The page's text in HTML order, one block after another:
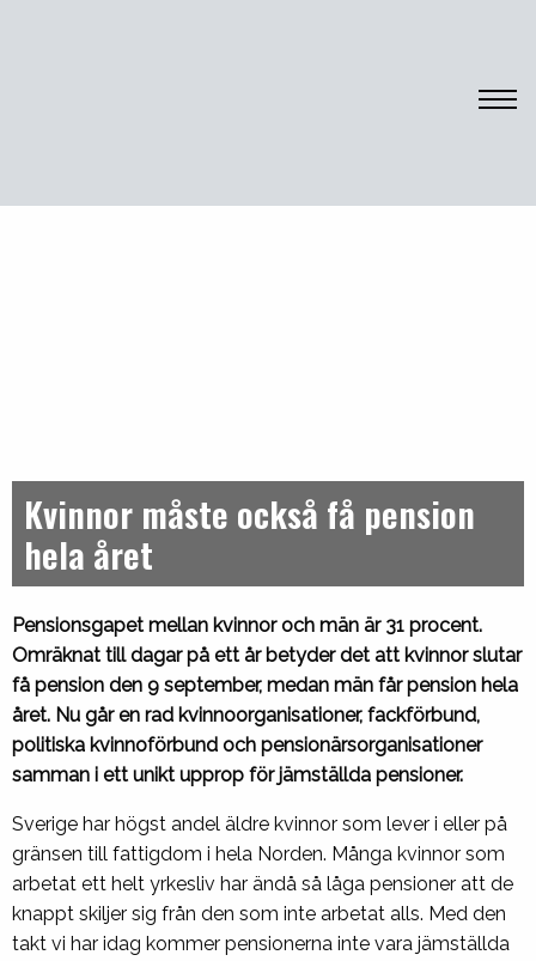
Kvinnor måste också få pension
hela året
Pensionsgapet mellan kvinnor och män är 31 procent.
Omräknat till dagar på ett år betyder det att kvinnor slutar
få pension den 9 september, medan män får pension hela
året. Nu går en rad kvinnoorganisationer, fackförbund,
politiska kvinnoförbund och pensionärsorganisationer
samman i ett unikt upprop för jämställda pensioner.
Sverige har högst andel äldre kvinnor som lever i eller på
gränsen till fattigdom i hela Norden. Många kvinnor som
arbetat ett helt yrkesliv har ändå så låga pensioner att de
knappt skiljer sig från den som inte arbetat alls. Med den
takt vi har idag kommer pensionerna inte vara jämställda